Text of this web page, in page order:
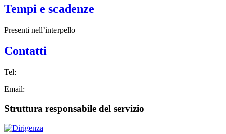
Tempi e scadenze
Presenti nell’interpello
Contatti
Tel:
Email:
Struttura responsabile del servizio